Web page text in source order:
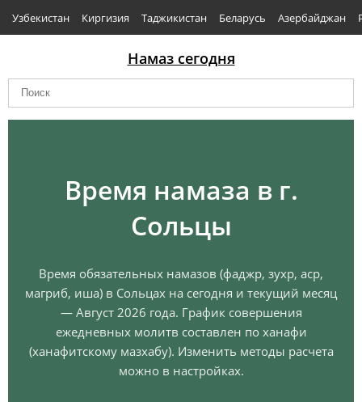
Узбекистан Киргизия Таджикистан Беларусь Азербайджан
Намаз сегодня
Время намаза в г.
Сольцы
Время обязательных намазов (фаджр, зухр, аср,
магриб, иша) в Сольцах на сегодня и текущий месяц
— Август 2026 года. График совершения
ежедневных молитв составлен по ханафи
(ханафитскому мазхабу). Изменить методы расчета
можно в настройках.